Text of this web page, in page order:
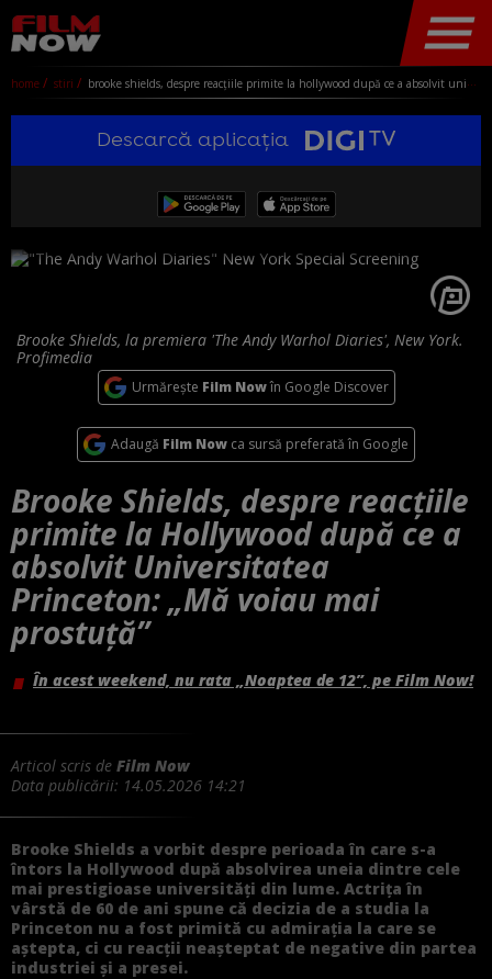
home stiri brooke shields, despre reacțiile primite la hollywood după ce a absolvit universitatea princeton: „mă voiau mai prostuță”
Descarcă aplicația
Brooke Shields, la premiera 'The Andy Warhol Diaries', New York.
Profimedia
Urmărește Film Nowîn Google Discover
Adaugă Film Now ca sursă preferată în Google
Brooke Shields, despre reacțiile
primite la Hollywood după ce a
absolvit Universitatea
Princeton: „Mă voiau mai
prostuță”
În acest weekend, nu rata „Noaptea de 12”, pe Film Now!
Articol scris de Film Now
Data publicării: 14.05.2026 14:21
Brooke Shields a vorbit despre perioada în care s-a
întors la Hollywood după absolvirea uneia dintre cele
mai prestigioase universități din lume. Actrița în
vârstă de 60 de ani spune că decizia de a studia la
Princeton nu a fost primită cu admirația la care se
aștepta, ci cu reacții neașteptat de negative din partea
industriei și a presei.